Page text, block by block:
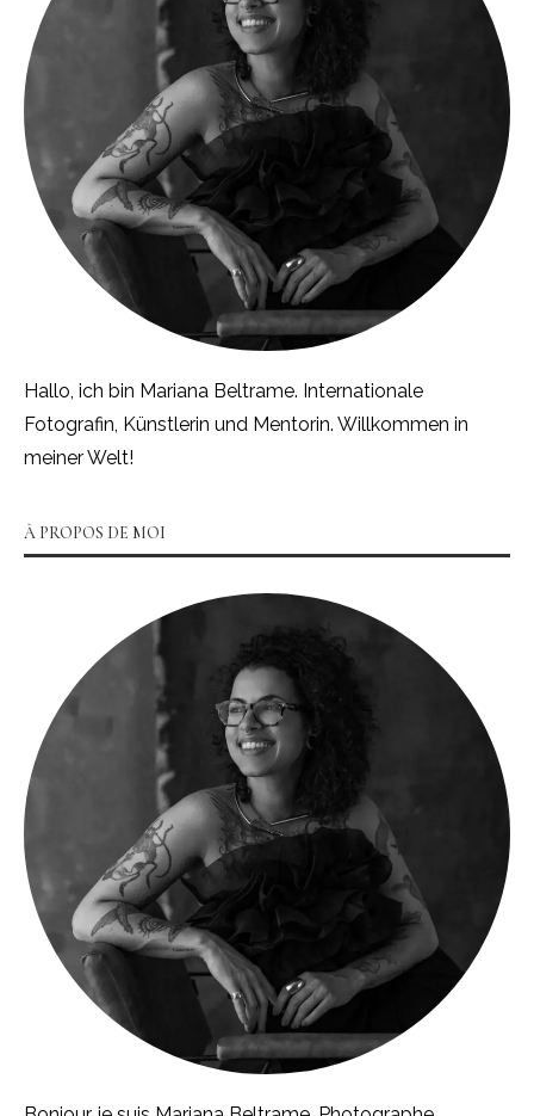
Hallo, ich bin Mariana Beltrame. Internationale
Fotografin, Künstlerin und Mentorin. Willkommen in
meiner Welt!
À PROPOS DE MOI